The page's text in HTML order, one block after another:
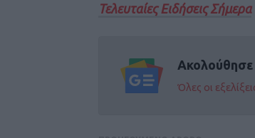
Τελευταίες Ειδήσεις Σήμερα
Όλες οι